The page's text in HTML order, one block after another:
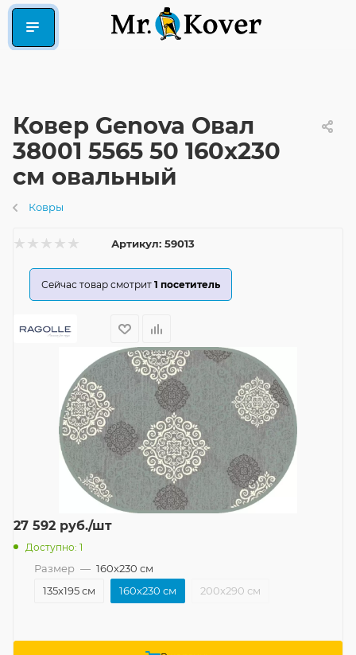
Ковер Genova Овал
38001 5565 50 160x230
см овальный
Ковры
Артикул: 59013
Сейчас товар смотрит 1 посетитель
27 592 руб./шт
Доступно: 1
Размер — 160x230 см
135x195 см
160x230 см 200x290 см